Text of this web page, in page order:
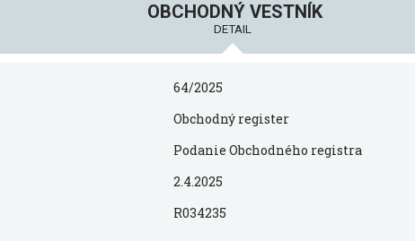
OBCHODNÝ VESTNÍK
DETAIL
64/2025
Obchodný register
Podanie Obchodného registra
2.4.2025
R034235